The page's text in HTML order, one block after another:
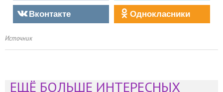
Вконтакте
Однокласники
Источник
ЕЩЁ БОЛЬШЕ ИНТЕРЕСНЫХ